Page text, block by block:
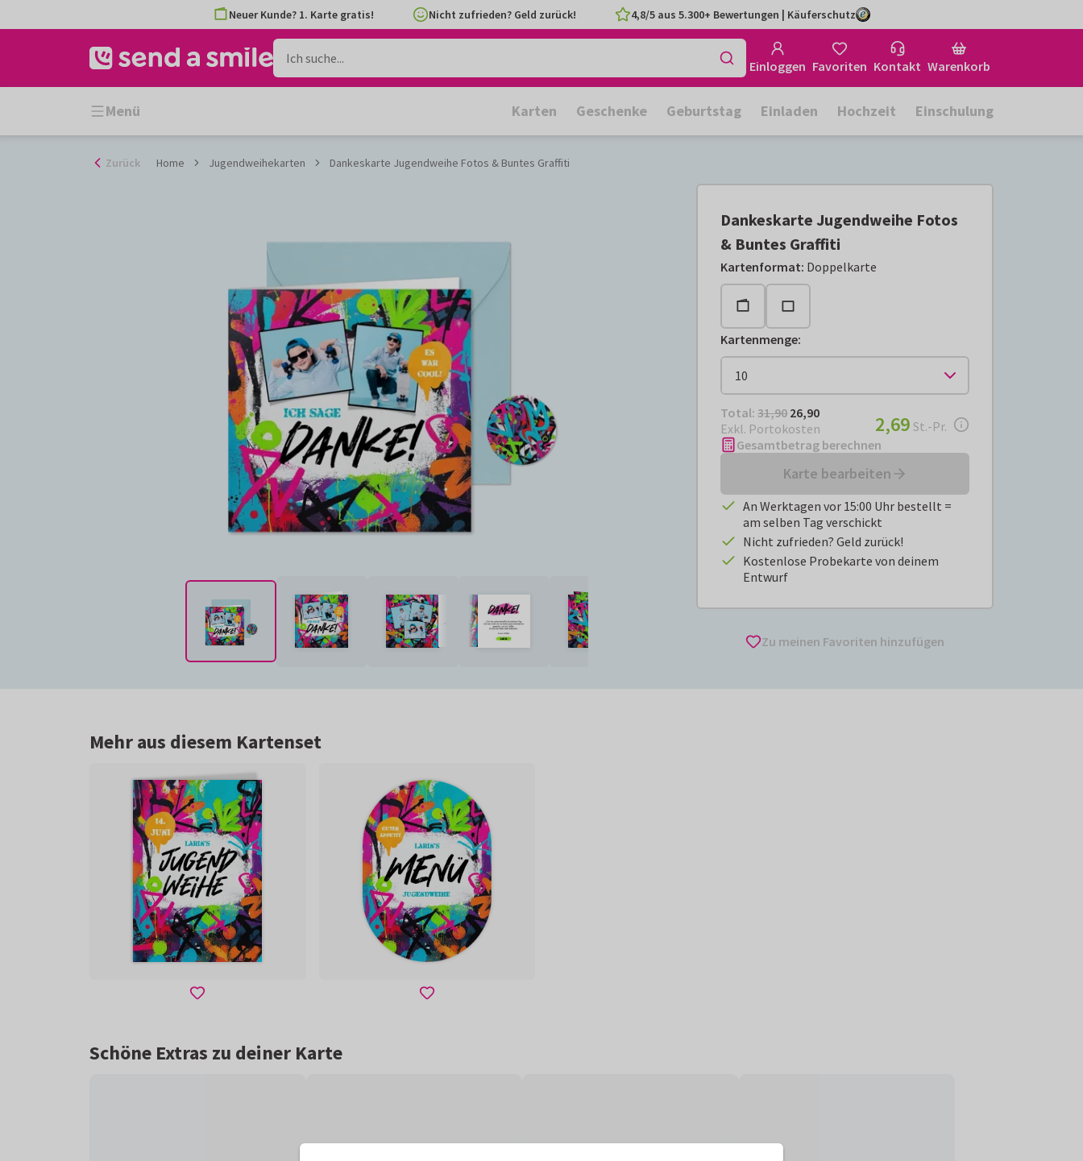
Inhalt
Neuer Kunde? 1. Karte gratis! Nicht zufrieden? Geld zurück! 4,8/5 aus 5.300+ Bewertungen | Käuferschutz
Einloggen Favoriten Kontakt Warenkorb
Menü Karten Geschenke Geburtstag Einladen Hochzeit Einschulung
Zurück Home Jugendweihekarten Dankeskarte Jugendweihe Fotos & Buntes Graffiti
Dankeskarte Jugendweihe Fotos
& Buntes Graffiti
Kartenformat: Doppelkarte
Kartenmenge:
Total: € 26,90
Total: 31,90 26,90
Exkl. Portokosten
€ 2,69pro Stück
2,69 St.-Pr.
Gesamtbetrag berechnen
Karte bearbeiten
An Werktagen vor 15:00 Uhr bestellt =
am selben Tag verschickt
Nicht zufrieden? Geld zurück!
Kostenlose Probekarte von deinem
Entwurf
Zu meinen Favoriten hinzufügen
Mehr aus diesem Kartenset
Schöne Extras zu deiner Karte